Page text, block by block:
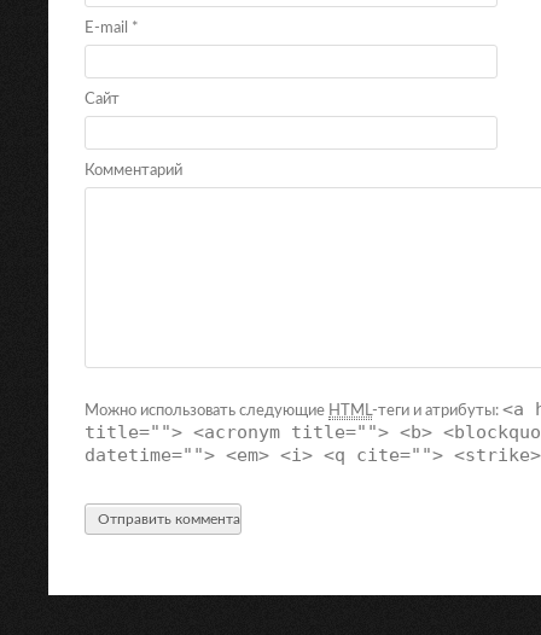
E-mail *
Сайт
Комментарий
Можно использовать следующие HTML -теги и атрибуты: <a
title=""> <acronym title=""> <b>
datetime=""> <em> <i> <q cite="">